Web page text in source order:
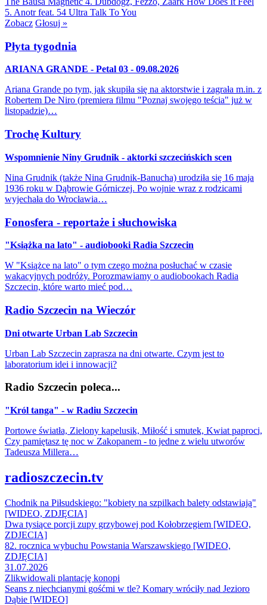
5. Anotr feat. 54 Ultra Talk To You
Zobacz Głosuj »
Płyta tygodnia
ARIANA GRANDE - Petal 03 - 09.08.2026
Ariana Grande po tym, jak skupiła się na aktorstwie i zagrała m.in. z
Robertem De Niro (premiera filmu "Poznaj swojego teścia" już w
listopadzie)…
Trochę Kultury
Wspomnienie Niny Grudnik - aktorki szczecińskich scen
Nina Grudnik (także Nina Grudnik-Banucha) urodziła się 16 maja
1936 roku w Dąbrowie Górniczej. Po wojnie wraz z rodzicami
wyjechała do Wrocławia…
Fonosfera - reportaże i słuchowiska
"Książka na lato" - audiobooki Radia Szczecin
W "Książce na lato" o tym czego można posłuchać w czasie
wakacyjnych podróży. Porozmawiamy o audiobookach Radia
Szczecin, które warto mieć pod…
Radio Szczecin na Wieczór
Dni otwarte Urban Lab Szczecin
Urban Lab Szczecin zaprasza na dni otwarte. Czym jest to
laboratorium idei i innowacji?
Radio Szczecin poleca...
"Król tanga" - w Radiu Szczecin
Portowe światła, Zielony kapelusik, Miłość i smutek, Kwiat paproci,
Czy pamiętasz tę noc w Zakopanem - to jedne z wielu utworów
Tadeusza Millera…
radioszczecin.tv
Chodnik na Piłsudskiego: "kobiety na szpilkach balety odstawiają"
[WIDEO, ZDJĘCIA]
Dwa tysiące porcji zupy grzybowej pod Kołobrzegiem [WIDEO,
ZDJECIA]
82. rocznica wybuchu Powstania Warszawskiego [WIDEO,
ZDJĘCIA]
31.07.2026
Zlikwidowali plantację konopi
Seans z niechcianymi gośćmi w tle? Komary wróciły nad Jezioro
Dąbie [WIDEO]